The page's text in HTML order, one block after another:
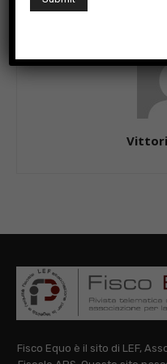
Fisco Equo è il sito di LEF,